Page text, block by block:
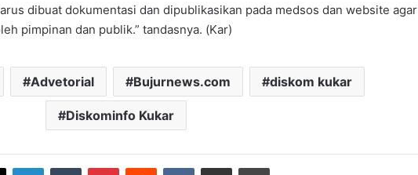
dibuat dokumentasi dan dipublikasikan pada medsos dan website agar
pimpinan dan publik.” tandasnya. (Kar)
Advetorial Bujurnews.com diskom kukar
Diskominfo Kukar
LinkedInTumblr PinterestReddit VKontakteShare via Email Print